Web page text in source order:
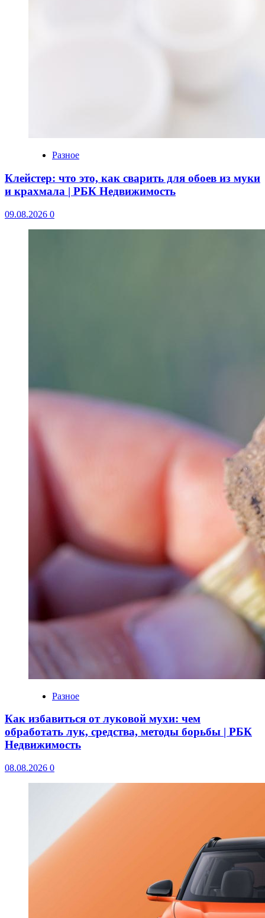
Разное
Клейстер: что это, как сварить для обоев из муки
и крахмала | РБК Недвижимость
09.08.2026 0
Разное
Как избавиться от луковой мухи: чем
обработать лук, средства, методы борьбы | РБК
Недвижимость
08.08.2026 0